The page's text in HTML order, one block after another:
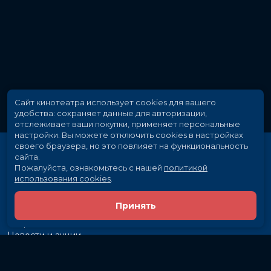
Скоро в кино
Новости и акции
Сайт кинотеатра использует cookies для вашего
удобства: сохраняет данные для авторизации,
отслеживает ваши покупки, применяет персональные
настройки. Вы можете отключить cookies в настройках
своего браузера, но это повлияет на функциональность
сайта.
Пожалуйста, ознакомьтесь с нашей политикой
использования cookies
Принять